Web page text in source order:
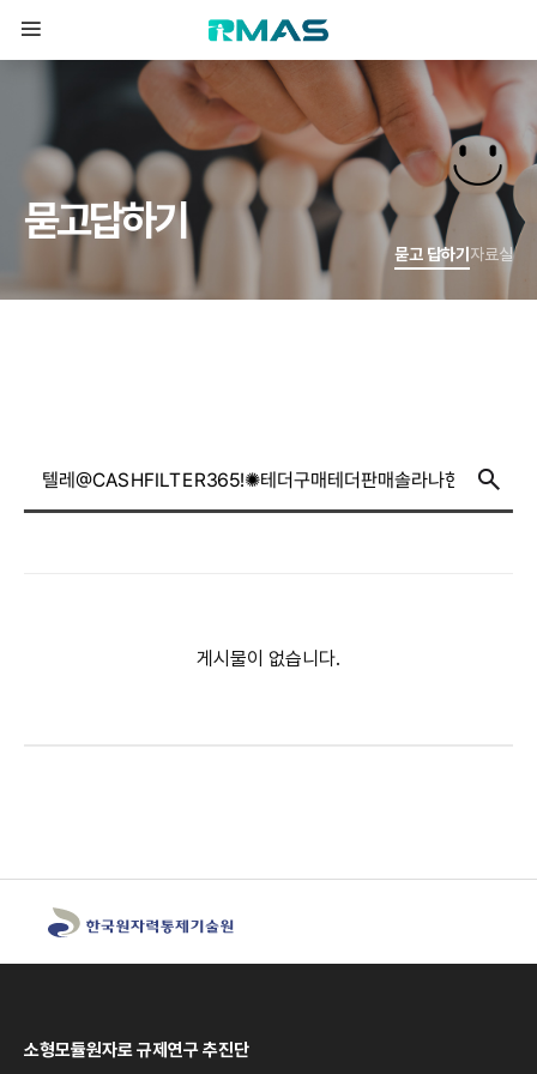
묻고답하기
묻고 답하기 자료실
게시물이 없습니다.
소형모듈원자로 규제연구 추진단